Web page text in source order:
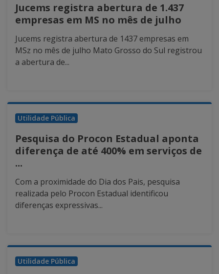
Jucems registra abertura de 1.437
empresas em MS no mês de julho
Jucems registra abertura de 1437 empresas em
MSz no mês de julho Mato Grosso do Sul registrou
a abertura de...
Utilidade Pública
Pesquisa do Procon Estadual aponta
diferença de até 400% em serviços de
...
Com a proximidade do Dia dos Pais, pesquisa
realizada pelo Procon Estadual identificou
diferenças expressivas...
Utilidade Pública